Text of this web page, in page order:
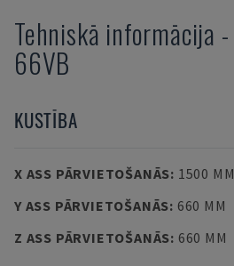
Tehniskā informācija -
66VB
KUSTĪBA
X ASS PĀRVIETOŠANĀS: 1500 MM
Y ASS PĀRVIETOŠANĀS: 660 MM
Z ASS PĀRVIETOŠANĀS: 660 MM